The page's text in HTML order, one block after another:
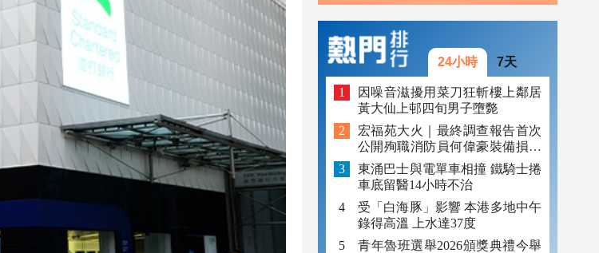
24小時 7天
因噪音滋擾用菜刀狂斬樓上鄰居
黃大仙上邨四旬男子墮斃
宏福苑大火｜最終調查報告首次
公開殉職消防員何偉豪裝備損毀
照片
東涌巴士與電單車相撞 鐵騎士捲
車底留醫14小時不治
受「白海豚」影響 本港多地中午
錄得高溫 上水達37度
青年魯班選舉2026頒獎典禮今舉